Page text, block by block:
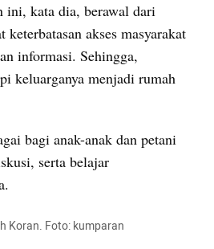
ini, kata dia, berawal dari
keterbatasan akses masyarakat
informasi. Sehingga,
keluarganya menjadi rumah
bagi anak-anak dan petani
serta belajar
Koran. Foto: kumparan